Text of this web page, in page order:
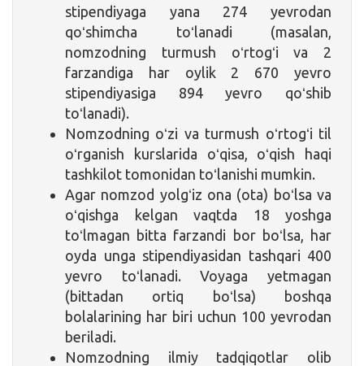
stipendiyaga yana 274 yevrodan
qoʻshimcha toʻlanadi (masalan,
nomzodning turmush oʻrtogʻi va 2
farzandiga har oylik 2 670 yevro
stipendiyasiga 894 yevro qoʻshib
toʻlanadi).
Nomzodning oʻzi va turmush oʻrtogʻi til
oʻrganish kurslarida oʻqisa, oʻqish haqi
tashkilot tomonidan toʻlanishi mumkin.
Agar nomzod yolgʻiz ona (ota) boʻlsa va
oʻqishga kelgan vaqtda 18 yoshga
toʻlmagan bitta farzandi bor boʻlsa, har
oyda unga stipendiyasidan tashqari 400
yevro toʻlanadi. Voyaga yetmagan
(bittadan ortiq boʻlsa) boshqa
bolalarining har biri uchun 100 yevrodan
beriladi.
Nomzodning ilmiy tadqiqotlar olib